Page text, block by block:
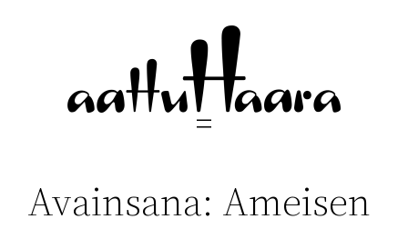
Avainsana: Ameisen